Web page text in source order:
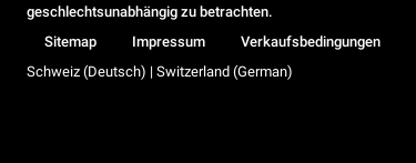
geschlechtsunabhängig zu betrachten.
Sitemap
Impressum Verkaufsbedingungen
Schweiz (Deutsch) | Switzerland (German)